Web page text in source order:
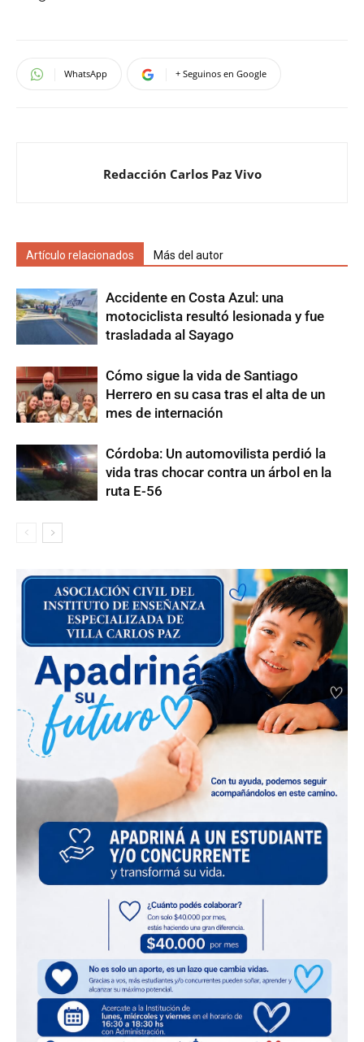
WhatsApp + Seguinos en Google
Redacción Carlos Paz Vivo
Artículo relacionados Más del autor
Accidente en Costa Azul: una
motociclista resultó lesionada y fue
trasladada al Sayago
Cómo sigue la vida de Santiago
Herrero en su casa tras el alta de un
mes de internación
Córdoba: Un automovilista perdió la
vida tras chocar contra un árbol en la
ruta E-56